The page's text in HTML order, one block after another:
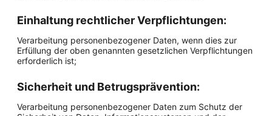
Einhaltung rechtlicher Verpflichtungen:
Verarbeitung personenbezogener Daten, wenn dies zur
Erfüllung der oben genannten gesetzlichen Verpflichtungen
erforderlich ist;
Sicherheit und Betrugsprävention:
Verarbeitung personenbezogener Daten zum Schutz der